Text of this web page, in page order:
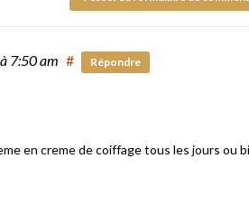
à 7:50 am # Répondre
en creme de coiffage tous les jours ou